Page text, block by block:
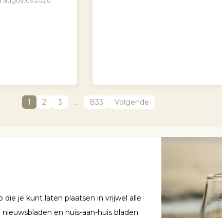
1 2 3 … 833 Volgende
je kunt laten plaatsen in vrijwel alle
en huis-aan-huis bladen.